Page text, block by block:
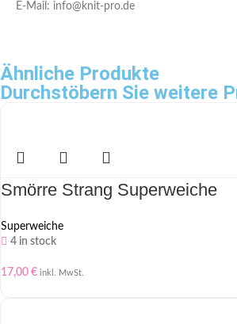
E-Mail: info@knit-pro.de
Ähnliche Produkte
Durchstöbern Sie weitere
Smörre Strang Superweiche
Superweiche
4 in stock
17,00 € inkl. MwSt.